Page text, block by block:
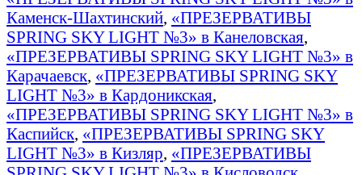
Каменск-Шахтинский, «ПРЕЗЕРВАТИВЫ
SPRING SKY LIGHT №3» в Канеловская,
«ПРЕЗЕРВАТИВЫ SPRING SKY LIGHT №3» в
Карачаевск, «ПРЕЗЕРВАТИВЫ SPRING SKY
LIGHT №3» в Кардоникская,
«ПРЕЗЕРВАТИВЫ SPRING SKY LIGHT №3» в
Каспийск, «ПРЕЗЕРВАТИВЫ SPRING SKY
LIGHT №3» в Кизляр, «ПРЕЗЕРВАТИВЫ